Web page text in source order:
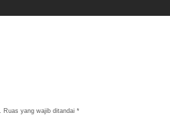
Ruas yang wajib ditandai *